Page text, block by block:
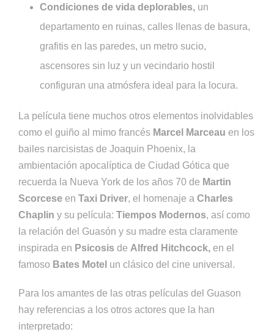
Condiciones de vida deplorables, un
departamento en ruinas, calles llenas de basura,
grafitis en las paredes, un metro sucio,
ascensores sin luz y un vecindario hostil
configuran una atmósfera ideal para la locura.
La película tiene muchos otros elementos inolvidables
como el guiño al mimo francés Marcel Marceau en los
bailes narcisistas de Joaquin Phoenix, la
ambientación apocalíptica de Ciudad Gótica que
recuerda la Nueva York de los años 70 de Martin
Scorcese en Taxi Driver, el homenaje a Charles
Chaplin y su película: Tiempos Modernos, así como
la relación del Guasón y su madre esta claramente
inspirada en Psicosis de Alfred Hitchcock, en el
famoso Bates Motel un clásico del cine universal.
Para los amantes de las otras películas del Guason
hay referencias a los otros actores que la han
interpretado: